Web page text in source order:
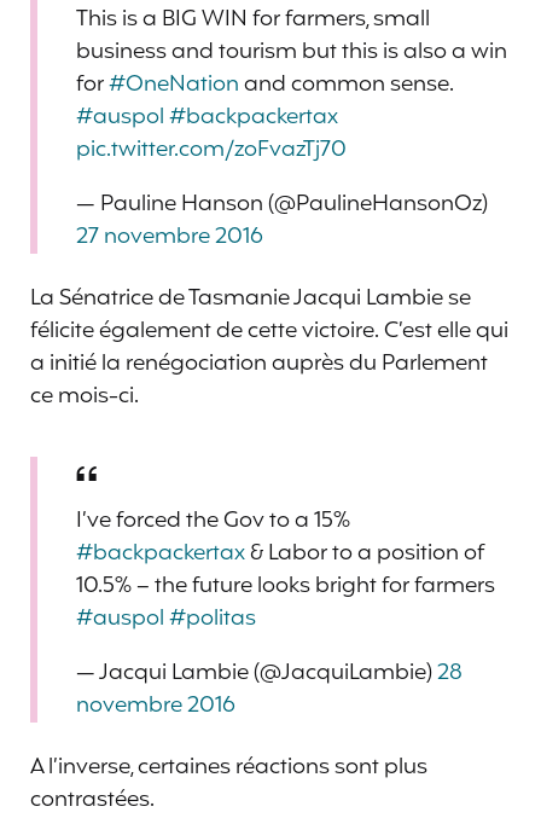
This is a BIG WIN for farmers, small
business and tourism but this is also a win
for#OneNationand common sense.
#auspol#backpackertax
pic.twitter.com/zoFvazTj70
— Pauline Hanson (@PaulineHansonOz)
27 novembre 2016
La Sénatrice de Tasmanie Jacqui Lambie se
félicite également de cette victoire. C’est elle qui
a initié la renégociation auprès du Parlement
ce mois-ci.
I’ve forced the Gov to a 15%
#backpackertax& Labor to a position of
10.5% – the future looks bright for farmers
#auspol#politas
— Jacqui Lambie (@JacquiLambie)28
novembre 2016
A l’inverse, certaines réactions sont plus
contrastées.